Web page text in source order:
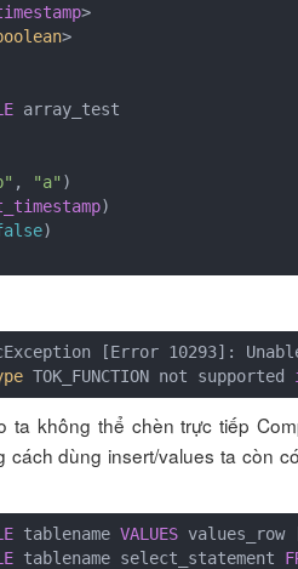
>
>
, "a" )
)
)
[Error 10293]:
TOK_FUNCTION not supported
ta không thể chèn trực tiếp
cách dùng insert/values ta còn
tablename VALUES
tablename select_statement